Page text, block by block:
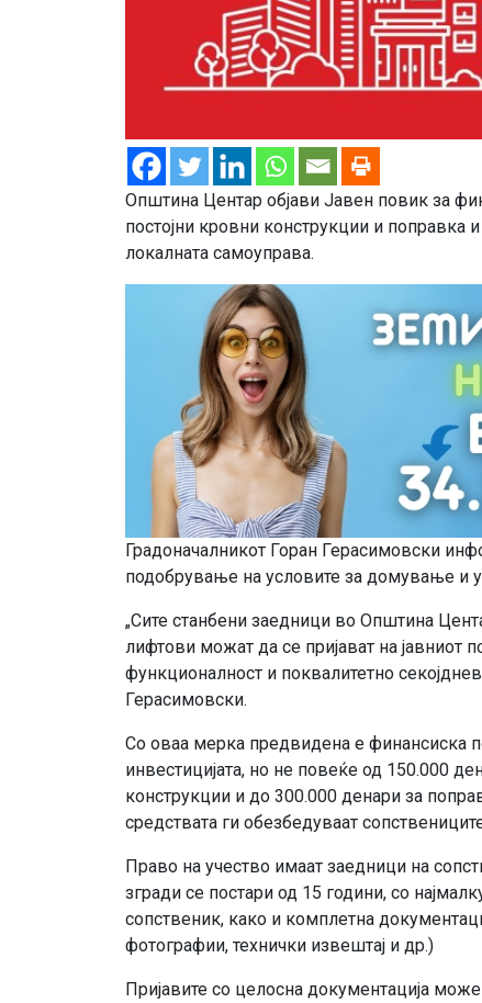
Општина Центар објави Јавен повик за
постојни кровни конструкции и поправка
локалната самоуправа.
Градоначалникот Горан Герасимовски
подобрување на условите за домување и
„Сите станбени заедници во Општина
лифтови можат да се пријават на
функционалност и поквалитетно
Герасимовски.
Со оваа мерка предвидена е финансиска
инвестицијата, но не повеќе од 150.000
конструкции и до 300.000 денари за
средствата ги обезбедуваат
Право на учество имаат заедници на
згради се постари од 15 години, со
сопственик, како и комплетна
фотографии, технички извештај и др.)
Пријавите со целосна документација